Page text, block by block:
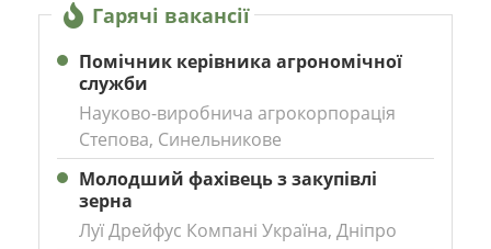
Гарячі вакансії
Помічник керівника агрономічної
служби
Науково-виробнича агрокорпорація
Степова, Синельникове
Молодший фахівець з закупівлі
зерна
Луї Дрейфус Компані Україна, Дніпро